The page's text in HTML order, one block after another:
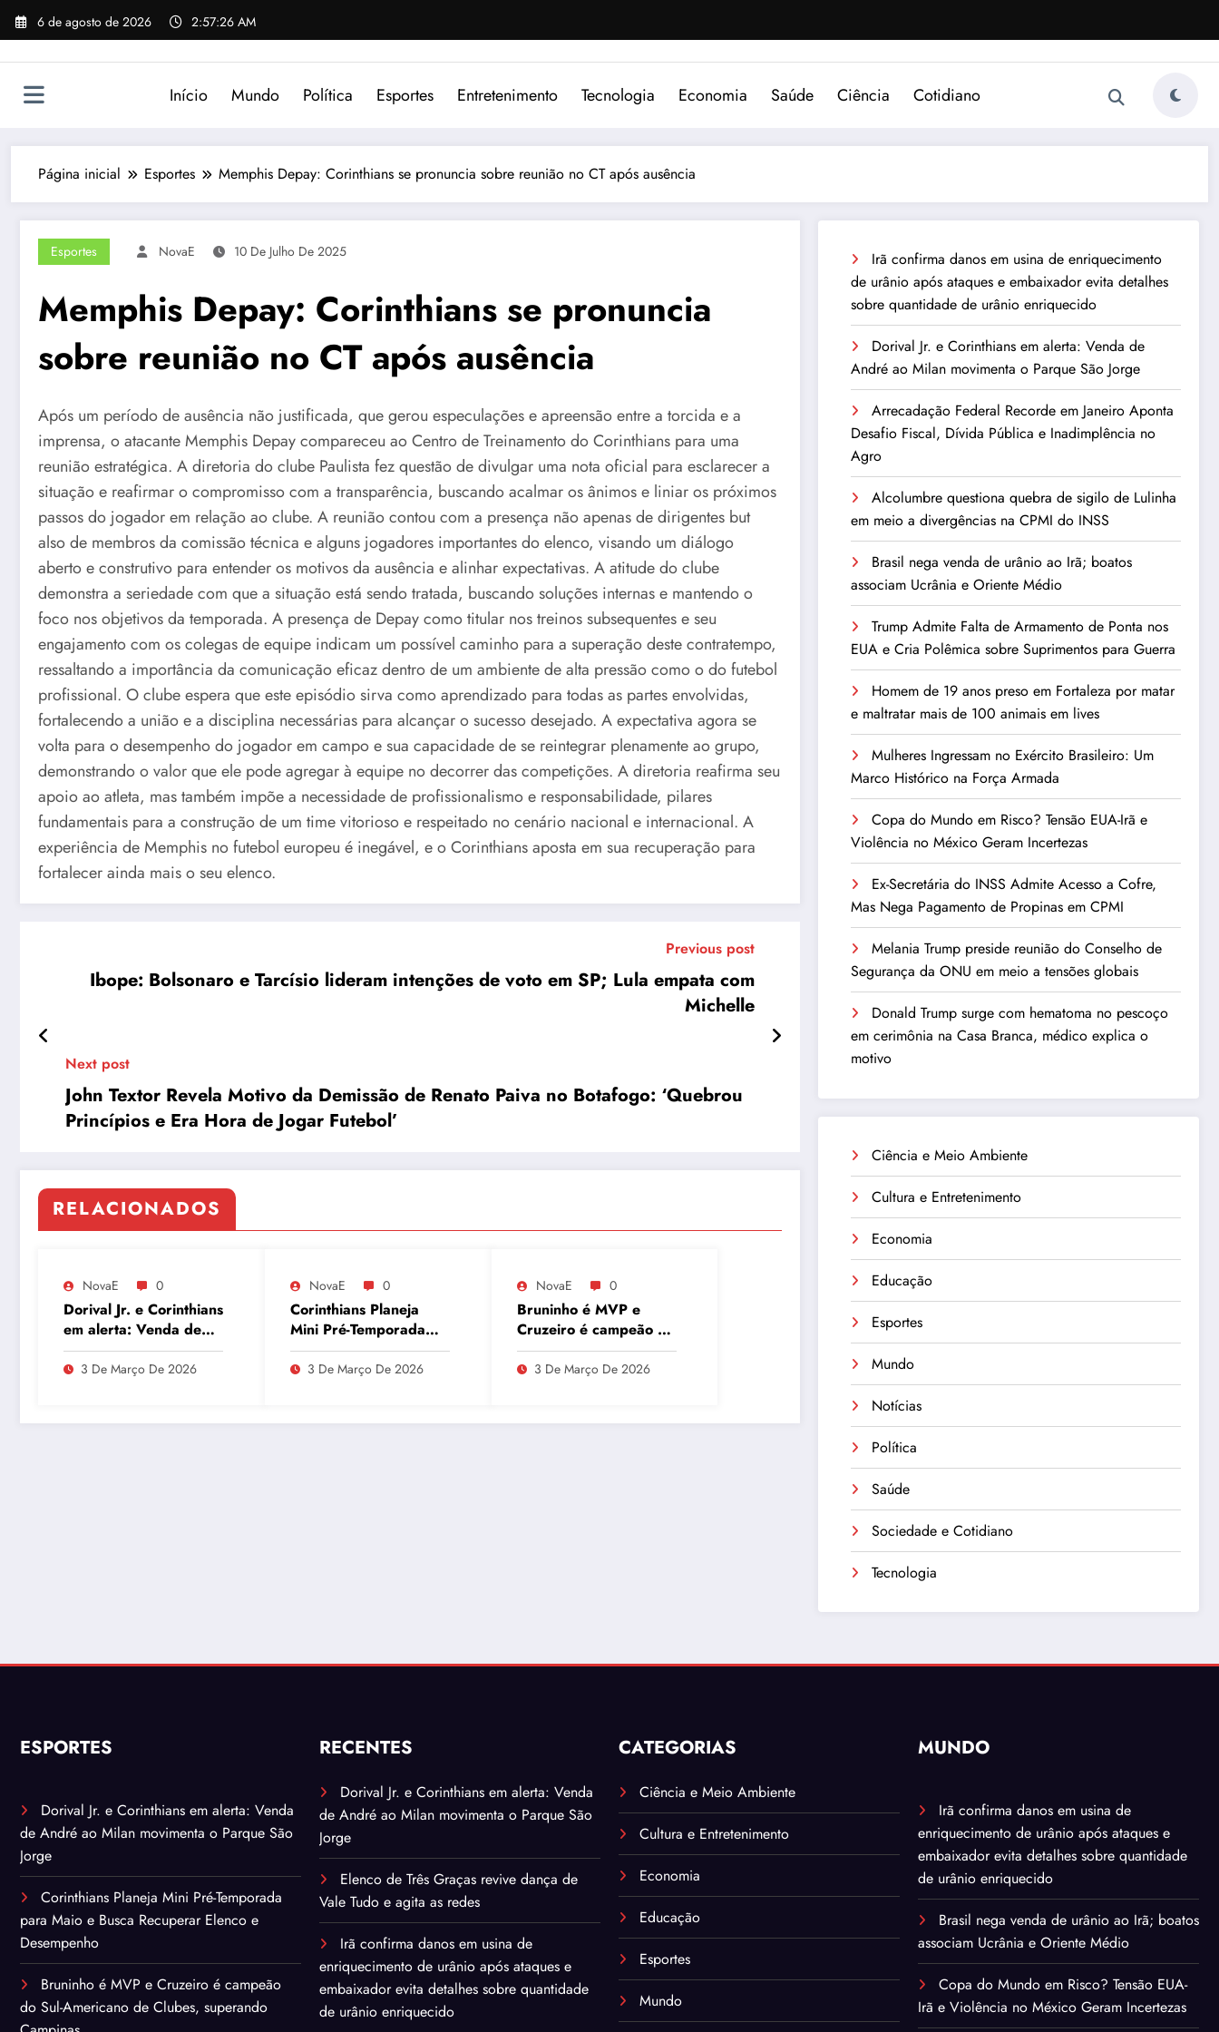
Pular
para
6 de agosto de 2026 2:57:26 AM
Início Mundo Política Esportes Entretenimento Tecnologia Economia Saúde Ciência Cotidiano
Página inicial Esportes Memphis Depay: Corinthians se pronuncia sobre reunião no CT após ausência
Esportes NovaE 10 De Julho De 2025
Memphis Depay: Corinthians se pronuncia
sobre reunião no CT após ausência
Após um período de ausência não justificada, que gerou especulações e apreensão entre a torcida e a
imprensa, o atacante Memphis Depay compareceu ao Centro de Treinamento do Corinthians para uma
reunião estratégica. A diretoria do clube Paulista fez questão de divulgar uma nota oficial para esclarecer a
situação e reafirmar o compromisso com a transparência, buscando acalmar os ânimos e liniar os próximos
passos do jogador em relação ao clube. A reunião contou com a presença não apenas de dirigentes but
also de membros da comissão técnica e alguns jogadores importantes do elenco, visando um diálogo
aberto e construtivo para entender os motivos da ausência e alinhar expectativas. A atitude do clube
demonstra a seriedade com que a situação está sendo tratada, buscando soluções internas e mantendo o
foco nos objetivos da temporada. A presença de Depay como titular nos treinos subsequentes e seu
engajamento com os colegas de equipe indicam um possível caminho para a superação deste contratempo,
ressaltando a importância da comunicação eficaz dentro de um ambiente de alta pressão como o do futebol
profissional. O clube espera que este episódio sirva como aprendizado para todas as partes envolvidas,
fortalecendo a união e a disciplina necessárias para alcançar o sucesso desejado. A expectativa agora se
volta para o desempenho do jogador em campo e sua capacidade de se reintegrar plenamente ao grupo,
demonstrando o valor que ele pode agregar à equipe no decorrer das competições. A diretoria reafirma seu
apoio ao atleta, mas também impõe a necessidade de profissionalismo e responsabilidade, pilares
fundamentais para a construção de um time vitorioso e respeitado no cenário nacional e internacional. A
experiência de Memphis no futebol europeu é inegável, e o Corinthians aposta em sua recuperação para
fortalecer ainda mais o seu elenco.
Previous post
Ibope: Bolsonaro e Tarcísio lideram intenções de voto em SP; Lula empata com
Michelle
Next post
John Textor Revela Motivo da Demissão de Renato Paiva no Botafogo: ‘Quebrou
Princípios e Era Hora de Jogar Futebol’
RELACIONADOS
NovaE 0
Dorival Jr. e Corinthians
em alerta: Venda de
André ao Milan
movimenta o Parque
3 De Março De 2026
NovaE 0
Corinthians Planeja
Mini Pré-Temporada
para Maio e Busca
Recuperar Elenco e
3 De Março De 2026
NovaE 0
Bruninho é MVP e
Cruzeiro é campeão do
Sul-Americano de
Clubes, superando
3 De Março De 2026
Irã confirma danos em usina de enriquecimento
de urânio após ataques e embaixador evita detalhes
sobre quantidade de urânio enriquecido
Dorival Jr. e Corinthians em alerta: Venda de
André ao Milan movimenta o Parque São Jorge
Arrecadação Federal Recorde em Janeiro Aponta
Desafio Fiscal, Dívida Pública e Inadimplência no
Agro
Alcolumbre questiona quebra de sigilo de Lulinha
em meio a divergências na CPMI do INSS
Brasil nega venda de urânio ao Irã; boatos
associam Ucrânia e Oriente Médio
Trump Admite Falta de Armamento de Ponta nos
EUA e Cria Polêmica sobre Suprimentos para Guerra
Homem de 19 anos preso em Fortaleza por matar
e maltratar mais de 100 animais em lives
Mulheres Ingressam no Exército Brasileiro: Um
Marco Histórico na Força Armada
Copa do Mundo em Risco? Tensão EUA-Irã e
Violência no México Geram Incertezas
Ex-Secretária do INSS Admite Acesso a Cofre,
Mas Nega Pagamento de Propinas em CPMI
Melania Trump preside reunião do Conselho de
Segurança da ONU em meio a tensões globais
Donald Trump surge com hematoma no pescoço
em cerimônia na Casa Branca, médico explica o
motivo
Ciência e Meio Ambiente
Cultura e Entretenimento
Economia
Educação
Esportes
Mundo
Notícias
Política
Saúde
Sociedade e Cotidiano
Tecnologia
ESPORTES
Dorival Jr. e Corinthians em alerta: Venda
de André ao Milan movimenta o Parque São
Jorge
Corinthians Planeja Mini Pré-Temporada
para Maio e Busca Recuperar Elenco e
Desempenho
Bruninho é MVP e Cruzeiro é campeão
do Sul-Americano de Clubes, superando
RECENTES
Dorival Jr. e Corinthians em alerta: Venda
de André ao Milan movimenta o Parque São
Jorge
Elenco de Três Graças revive dança de
Vale Tudo e agita as redes
Irã confirma danos em usina de
enriquecimento de urânio após ataques e
embaixador evita detalhes sobre quantidade
de urânio enriquecido
CATEGORIAS
Ciência e Meio Ambiente
Cultura e Entretenimento
Economia
Educação
Esportes
Mundo
MUNDO
Irã confirma danos em usina de
enriquecimento de urânio após ataques e
embaixador evita detalhes sobre quantidade
de urânio enriquecido
Brasil nega venda de urânio ao Irã; boatos
associam Ucrânia e Oriente Médio
Copa do Mundo em Risco? Tensão EUA-
Irã e Violência no México Geram Incertezas